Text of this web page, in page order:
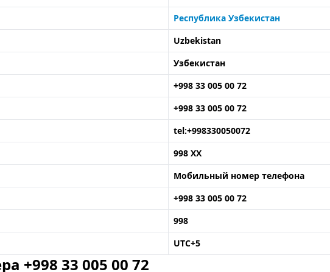
Республика Узбекистан
Uzbekistan
Узбекистан
+998 33 005 00 72
+998 33 005 00 72
tel:+998330050072
998 XX
Мобильный номер телефона
+998 33 005 00 72
998
UTC+5
+998 33 005 00 72